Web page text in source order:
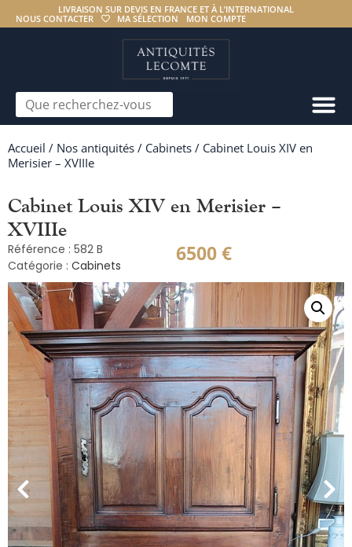
LIVRAISON SUR DEVIS EN FRANCE ET À L’INTERNATIONAL
NOUS CONTACTER
MA SÉLECTION MON COMPTE
Accueil / Nos antiquités / Cabinets / Cabinet Louis XIV en
Merisier – XVIIIe
Cabinet Louis XIV en Merisier –
XVIIIe
Référence : 582 B
Catégorie : Cabinets 6500€